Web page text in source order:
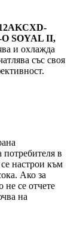
SOYAL II,
и охлажда
със своя
в
настрои към
Ако за
се отчете
на